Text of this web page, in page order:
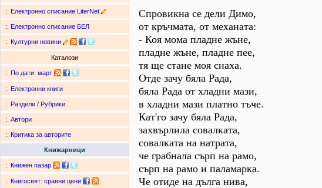
:. Електронно списание LiterNet
:. Електронно списание БЕЛ
:. Културни новини
Каталози
:. По дати: март
:. Електронни книги
:. Раздели / Рубрики
:. Автори
:. Критика за авторите
Книжарници
:. Книжен пазар
:. Книгосвят: сравни цени
Спровикна се дели Димо,
от кръчмата, от механата:
- Коя мома пладне жъне,
пладне жъне, пладне пее,
тя ще стане моя снаха.
Отде зачу бяла Рада,
бяла Рада от хладни мази,
в хладни мази платно тъче.
Кат'го зачу бяла Рада,
захвърлила совалката,
совалката на натрата,
че грабнала сърп на рамо,
сърп на рамо и паламарка.
Че отиде на дълга нива,